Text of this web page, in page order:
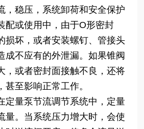
，稳压，系统卸荷和安全保护
配或使用中，由于O形密封
损坏，或者安装螺钉、管接头
成不应有的外泄漏。如果锥阀
，或者密封面接触不良，还将
甚至影响正常工作。
定量泵节流调节系统中，定量
量。当系统压力增大时，会使